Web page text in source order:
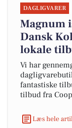
DAGLIGVARER
Magnum
Dansk
lokale
Vi har
fantastiske
tilbud fra
Læs hele